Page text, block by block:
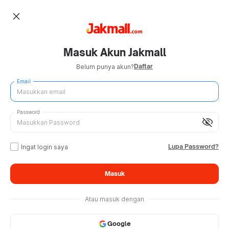
close
Masuk Akun Jakmall
Belum punya akun?Daftar
Email
visibility_off
Password
Ingat login saya Lupa Password?
Masuk
Atau masuk dengan
Google